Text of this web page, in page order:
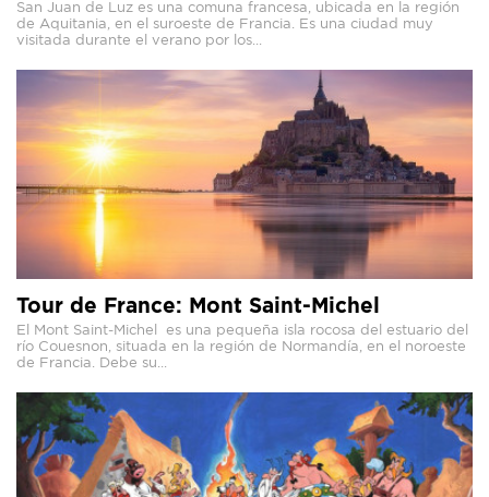
San Juan de Luz es una comuna francesa, ubicada en la región
de Aquitania, en el suroeste de Francia. Es una ciudad muy
visitada durante el verano por los...
Tour de France: Mont Saint-Michel
El Mont Saint-Michel es una pequeña isla rocosa del estuario del
río Couesnon, situada en la región de Normandía, en el noroeste
de Francia. Debe su...